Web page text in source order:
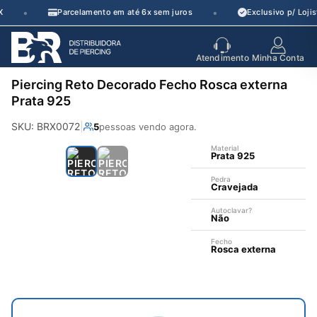
Pular
para
conteúdo
• Parcelamento em até 6x sem juros • Exclusivo p/
de crescimento
Atendimento Minha Conta
Piercing Reto Decorado Fecho Rosca externa
Prata 925
SKU: BRX0072 5pessoas vendo agora.
Material
Prata 925
Pedra
Cravejada
Autoclavar?
Não
Fecho
Rosca externa